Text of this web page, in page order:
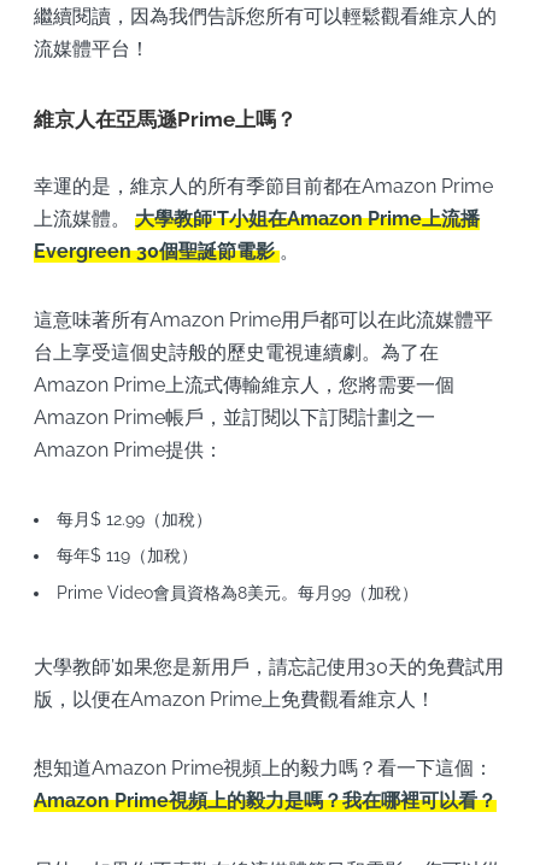
繼續閱讀，因為我們告訴您所有可以輕鬆觀看維京人的
流媒體平台！
維京人在亞馬遜Prime上嗎？
幸運的是，維京人的所有季節目前都在Amazon Prime
上流媒體。 大學教師'T小姐在Amazon Prime上流播
Evergreen 30個聖誕節電影。
這意味著所有Amazon Prime用戶都可以在此流媒體平
台上享受這個史詩般的歷史電視連續劇。為了在
Amazon Prime上流式傳輸維京人，您將需要一個
Amazon Prime帳戶，並訂閱以下訂閱計劃之一
Amazon Prime提供：
每月$ 12.99（加稅）
每年$ 119（加稅）
Prime Video會員資格為8美元。每月99（加稅）
大學教師’如果您是新用戶，請忘記使用30天的免費試用
版，以便在Amazon Prime上免費觀看維京人！
想知道Amazon Prime視頻上的毅力嗎？看一下這個：
Amazon Prime視頻上的毅力是嗎？我在哪裡可以看？